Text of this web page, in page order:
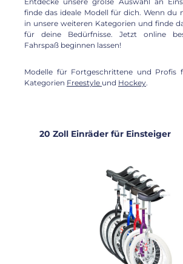
finde das ideale Modell für dich. Wenn du
in unsere weiteren Kategorien und finde
für deine Bedürfnisse. Jetzt online
Fahrspaß beginnen lassen!
Modelle für Fortgeschrittene und Profis
Kategorien Freestyle und Hockey.
Produktgalerie überspringen
20 Zoll Einräder für Einsteiger